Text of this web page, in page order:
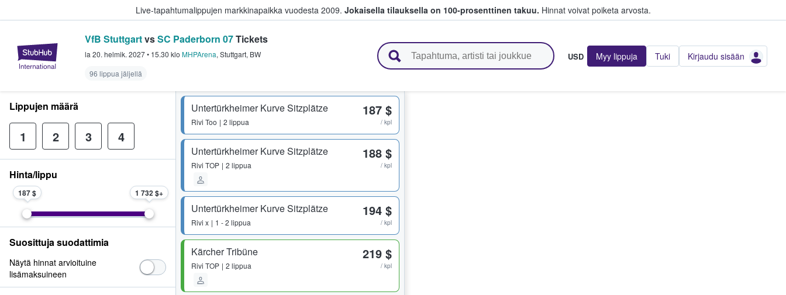
Live-tapahtumalippujen markkinapaikka vuodesta 2009. Jokaisella tilauksella on 100-prosenttinen takuu. Hinnat voivat poiketa arvosta.
StubHub - missä fanit ostavat ja myyvät lippuja
VfB StuttgartvsSC Paderborn 07Tickets
la 20. helmik. 2027• 15.30 klo MHPArena, Stuttgart, BW
96 lippua jäljellä
USD Myy lippuja Tuki Kirjaudu sisään
Untertürkheimer Kurve Sitzplätze
Rivi Too 2 lippua
187 $
/ kpl
Untertürkheimer Kurve Sitzplätze
Rivi TOP 2 lippua
188 $
/ kpl
Untertürkheimer Kurve Sitzplätze
Rivi x 1 - 2 lippua
194 $
/ kpl
Kärcher Tribüne
Rivi TOP 2 lippua
219 $
/ kpl
Lippujen määrä
1 2 3 4
Hinta/lippu
187 $ 1 732 $
Suosittuja suodattimia
Näytä hinnat arvioituine
lisämaksuineen